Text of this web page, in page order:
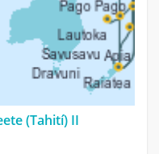
(Tahití) II